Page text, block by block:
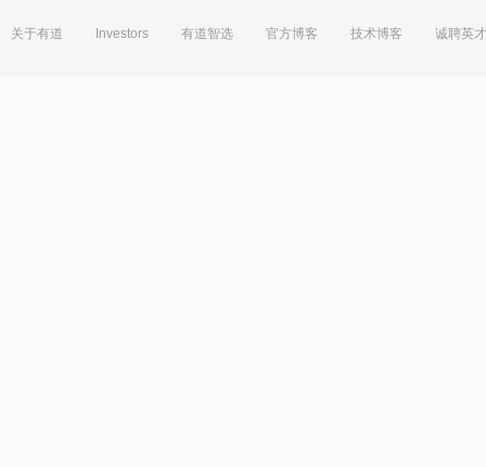
关于有道 Investors 有道智选 官方博客 技术博客 诚聘英才